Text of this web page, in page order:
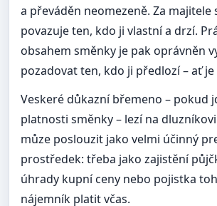
a převáděn neomezeně. Za majitele
povazuje ten, kdo ji vlastní a drzí.
obsahem směnky je pak oprávněn
pozadovat ten, kdo ji předlozí – ať
Veskeré důkazní břemeno – pokud
platnosti směnky – lezí na
můze poslouzit jako velmi účinný
prostředek: třeba jako zajistění
úhrady kupní ceny nebo pojistka
nájemník platit včas.